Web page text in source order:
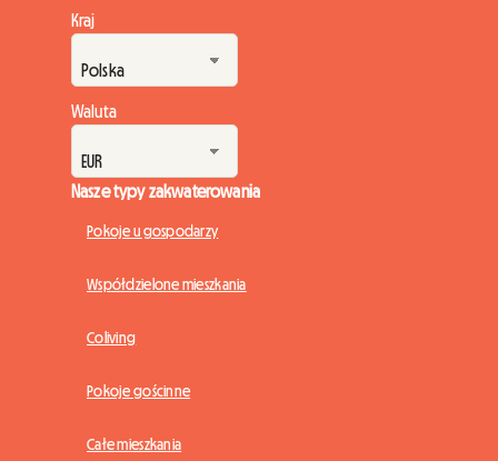
Kraj
Waluta
Nasze typy zakwaterowania
Pokoje u gospodarzy
Współdzielone mieszkania
Coliving
Pokoje gościnne
Całe mieszkania